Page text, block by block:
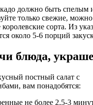
должно быть спелым
только свежие, можно
сорта. Из
около 5-6 порций
блюда,
постный салат с
вам понадобятся:
не более 2,5-3